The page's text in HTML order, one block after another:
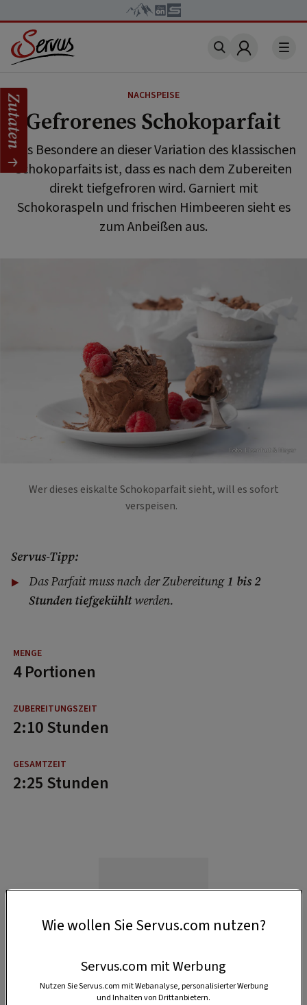
Account
NACHSPEISE
Gefrorenes Schokoparfait
Das Besondere an dieser Variation des klassischen
Schokoparfaits ist, dass es nach dem Zubereiten
direkt tiefgefroren wird. Garniert mit
Schokoraspeln und frischen Himbeeren sieht es
zum Anbeißen aus.
Foto: Eisenhut & Mayer
Wer dieses eiskalte Schokoparfait sieht, will es sofort
verspeisen.
Servus-Tipp:
Das Parfait muss nach der Zubereitung1 bis 2
Stunden tiefgekühltwerden.
4 Portionen
2:10 Stunden
2:25 Stunden
Zutaten
Wie wollen Sie Servus.com nutzen?
Servus.com mit Werbung
Nutzen Sie Servus.com mit Webanalyse, personalisierter Werbung
und Inhalten von Drittanbietern.